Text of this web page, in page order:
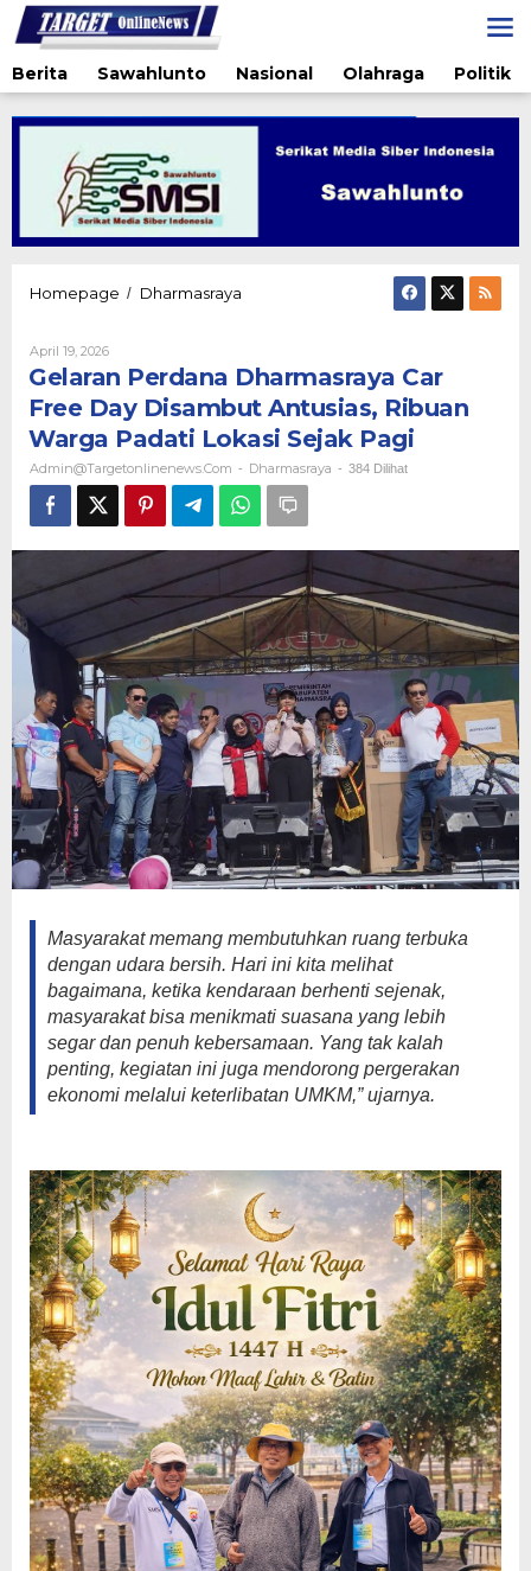
Lewati
ke
konten
Berita
Sawahlunto Nasional Olahraga Politik
Homepage / Dharmasraya
Free
Day
Disambut
Antusias,
Ribuan
Warga
Padati
Lokasi
Sejak
April 19, 2026Oleh
Admin@targetonlinenews.com
Gelaran Perdana Dharmasraya Car
Free Day Disambut Antusias, Ribuan
Warga Padati Lokasi Sejak Pagi
Admin@targetonlinenews.com - Dharmasraya - 384 Dilihat
Masyarakat memang membutuhkan ruang terbuka
dengan udara bersih. Hari ini kita melihat
bagaimana, ketika kendaraan berhenti sejenak,
masyarakat bisa menikmati suasana yang lebih
segar dan penuh kebersamaan. Yang tak kalah
penting, kegiatan ini juga mendorong pergerakan
ekonomi melalui keterlibatan UMKM,” ujarnya.